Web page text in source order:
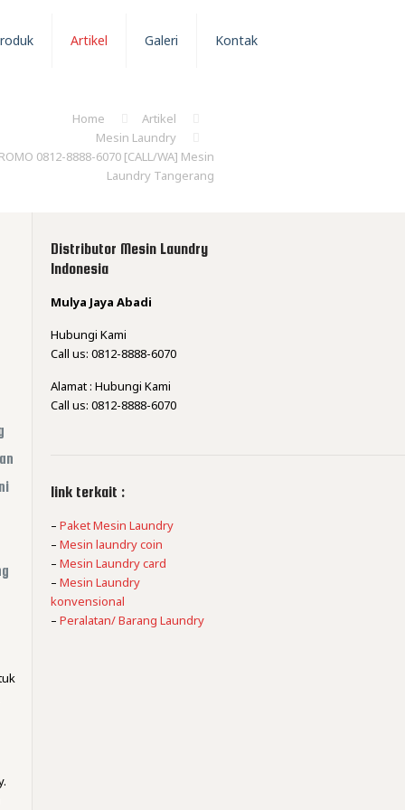
Artikel Galeri Kontak
Home
Artikel
Mesin Laundry
0812-8888-6070 [CALL/WA] Mesin
Laundry Tangerang
Distributor Mesin Laundry
Indonesia
Mulya Jaya Abadi
Hubungi Kami
Call us: 0812-8888-6070
Alamat : Hubungi Kami
Call us: 0812-8888-6070
link terkait :
–Paket Mesin Laundry
–Mesin laundry coin
–Mesin Laundry card
–Mesin Laundry
konvensional
–Peralatan/ Barang Laundry